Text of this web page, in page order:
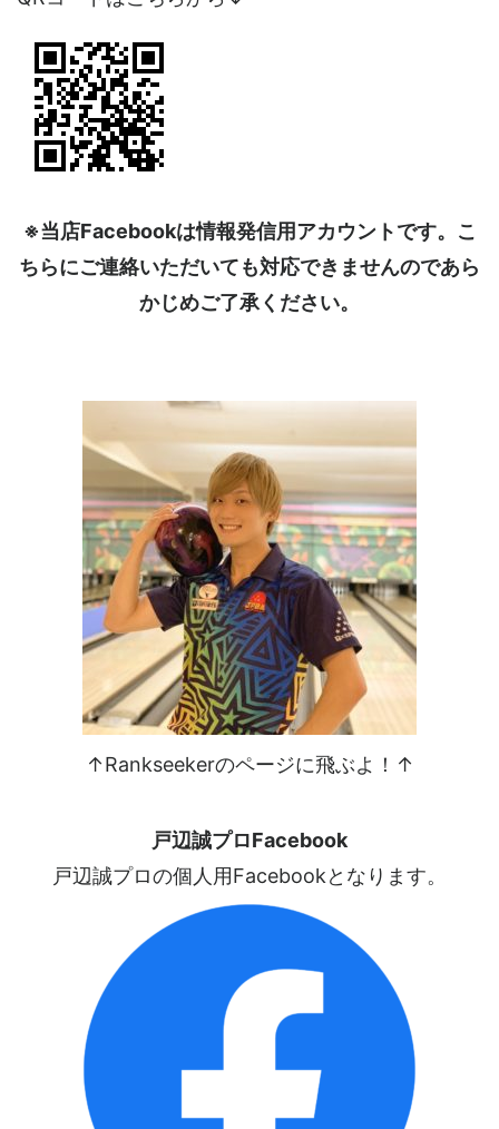
※当店Facebookは情報発信用アカウントです。こ
ちらにご連絡いただいても対応できませんのであら
かじめご了承ください。
↑Rankseekerのページに飛ぶよ！↑
戸辺誠プロFacebook
戸辺誠プロの個人用Facebookとなります。